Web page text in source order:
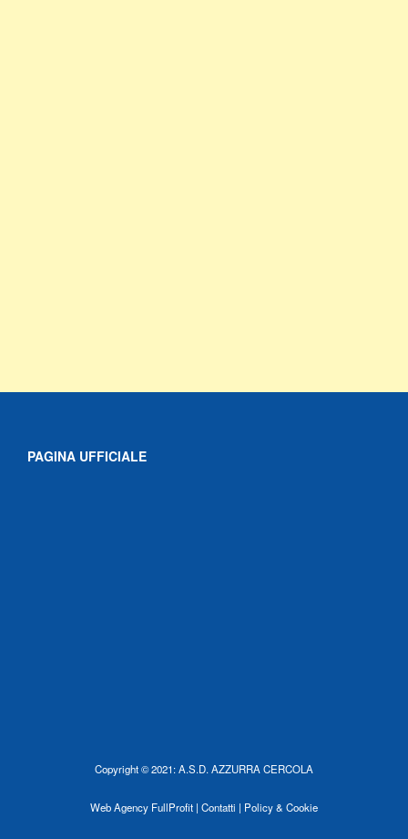
PAGINA UFFICIALE
Copyright © 2021: A.S.D. AZZURRA CERCOLA
Web Agency FullProfit | Contatti | Policy & Cookie